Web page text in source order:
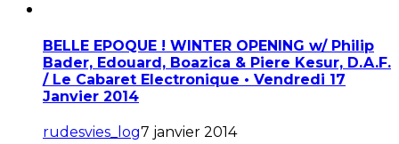
BELLE EPOQUE ! WINTER OPENING w/ Philip
Bader, Edouard, Boazica & Piere Kesur, D.A.F.
/ Le Cabaret Electronique • Vendredi 17
Janvier 2014
rudesvies_log7 janvier 2014